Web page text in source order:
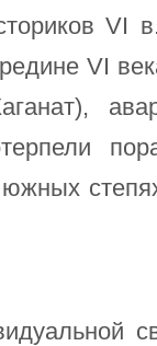
VI
VI